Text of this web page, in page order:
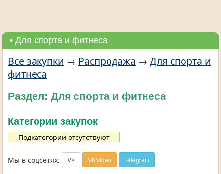
• Для спорта и фитнеса
Все закупки → Распродажа → Для спорта и
фитнеса
Раздел: Для спорта и фитнеса
Категории закупок
Подкатегории отсутствуют
Мы в соцсетях: VK VKVideo Telegram